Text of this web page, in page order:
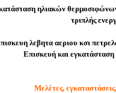
ηλιακών
τριπλής
λεβητα αεριου κσι
Επισκευή και εγκατάσταση
Μελέτες, εγκαταστάσεις,